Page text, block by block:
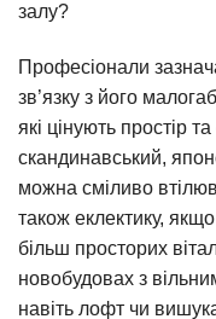
залу?
Професіонали
зв’язку з його
які цінують простір
скандинавський,
можна сміливо
також еклектику,
більш просторих
новобудовах з
навіть лофт чи